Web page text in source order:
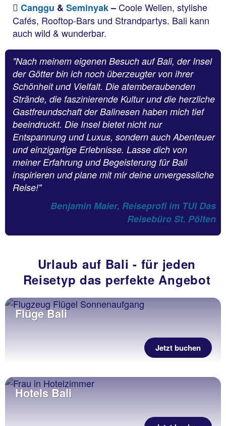
Canggu &Seminyak–Coole Wellen, stylishe
Cafés, Rooftop-Bars und Strandpartys. Bali kann
auch wild & wunderbar.
"Nach meinem eigenen Besuch auf Bali, der Insel
der Götter bin ich noch überzeugter von ihrer
Schönheit und Vielfalt. Die atemberaubenden
Strände, die faszinierende Kultur und die herzliche
Gastfreundschaft der Balinesen haben mich tief
beeindruckt. Die Insel bietet nicht nur
Entspannung und Luxus, sondern auch Abenteuer
und einzigartige Erlebnisse. Lasse dich von
meiner Erfahrung und Begeisterung für Bali
inspirieren und plane mit mir deine unvergessliche
Reise!"
Benjamin Maier, Reiseprofi im TUI Das
Reisebüro St. Pölten
Urlaub auf Bali - für jeden
Reisetyp das perfekte Angebot
Flüge Bali
Jetzt buchen
Hotels Bali